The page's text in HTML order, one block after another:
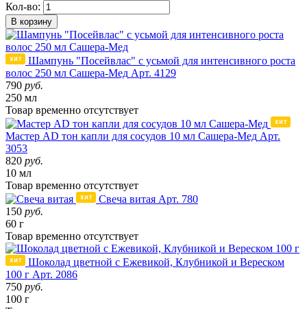
Кол-во:
В корзину
Шампунь "Посейвлас" с усьмой для интенсивного роста
волос 250 мл Сашера-Мед Арт. 4129
790 руб.
250 мл
Товар временно отсутствует
Мастер AD тон капли для сосудов 10 мл Сашера-Мед Арт.
3053
820 руб.
10 мл
Товар временно отсутствует
Свеча витая Арт. 780
150 руб.
60 г
Товар временно отсутствует
Шоколад цветной с Ежевикой, Клубникой и Вереском
100 г Арт. 2086
750 руб.
100 г